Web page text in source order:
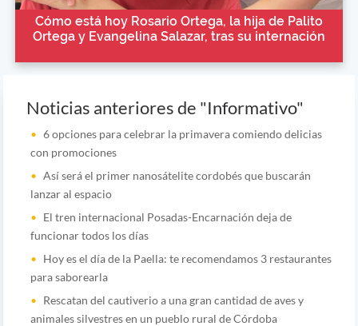
Cómo está hoy Rosario Ortega, la hija de Palito
Ortega y Evangelina Salazar, tras su internación
Noticias anteriores de "Informativo"
6 opciones para celebrar la primavera comiendo delicias
con promociones
Así será el primer nanosátelite cordobés que buscarán
lanzar al espacio
El tren internacional Posadas-Encarnación deja de
funcionar todos los días
Hoy es el día de la Paella: te recomendamos 3 restaurantes
para saborearla
Rescatan del cautiverio a una gran cantidad de aves y
animales silvestres en un pueblo rural de Córdoba